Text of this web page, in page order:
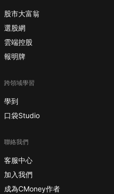
股市大富翁
選股網
雲端控股
報明牌
跨領域學習
學到
口袋Studio
聯絡我們
客服中心
加入我們
成為CMoney作者